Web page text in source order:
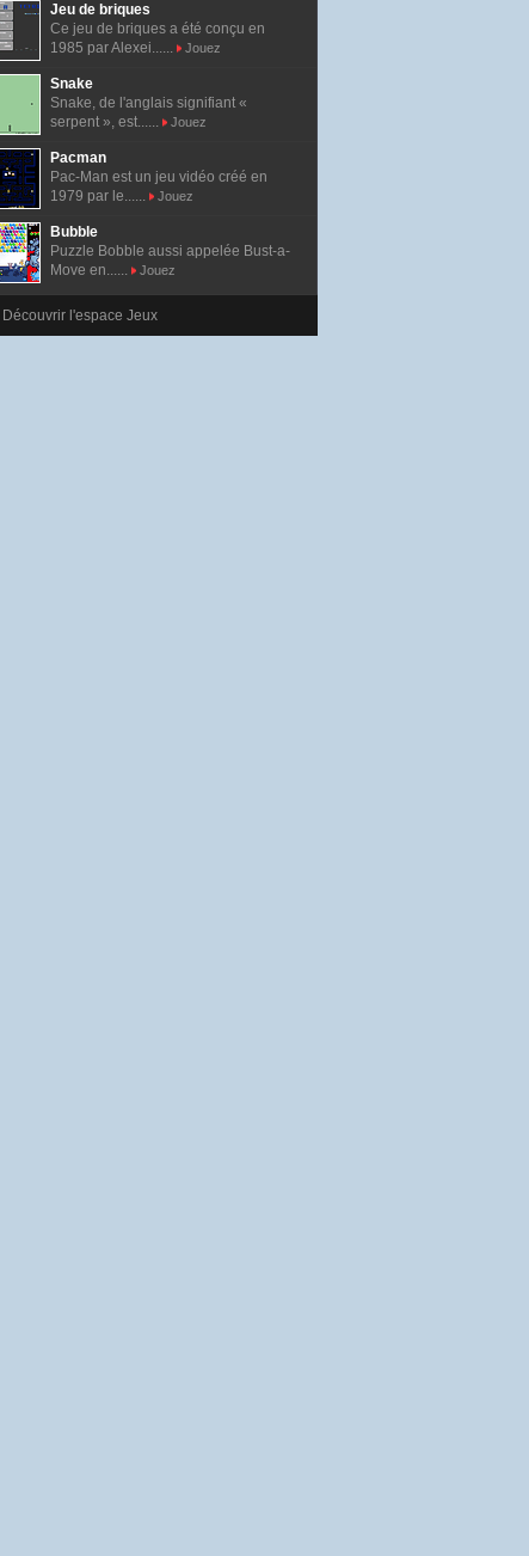
Jeu de briques
Ce jeu de briques a été conçu en
1985 par Alexei......
Jouez
Snake
Snake, de l'anglais signifiant «
serpent », est......
Jouez
Pacman
Pac-Man est un jeu vidéo créé en
1979 par le......
Jouez
Bubble
Puzzle Bobble aussi appelée Bust-a-
Move en......
Jouez
Découvrir l'espace Jeux